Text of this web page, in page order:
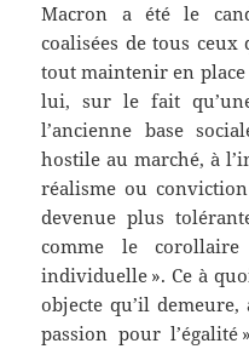
Macron a été le
coalisées de tous
tout maintenir en
lui, sur le fait
l’ancienne base
hostile au marché, à
réalisme ou
devenue plus
comme le
individuelle ». Ce à
objecte qu’il demeure,
passion pour l’égalité